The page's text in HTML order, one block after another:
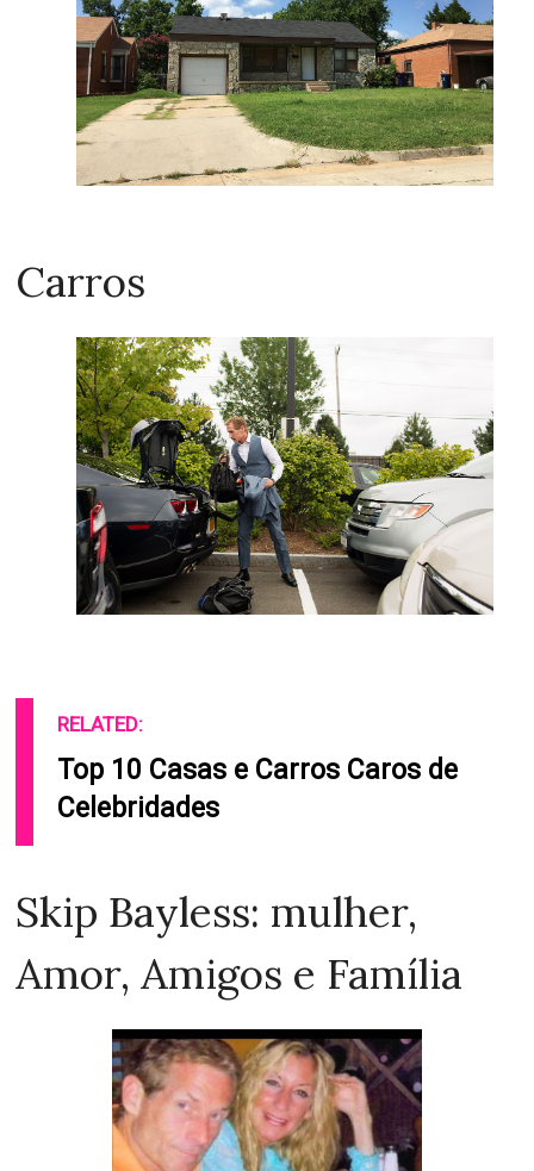
Carros
RELATED:
Top 10 Casas e Carros Caros de
Celebridades
Skip Bayless: mulher,
Amor, Amigos e Família